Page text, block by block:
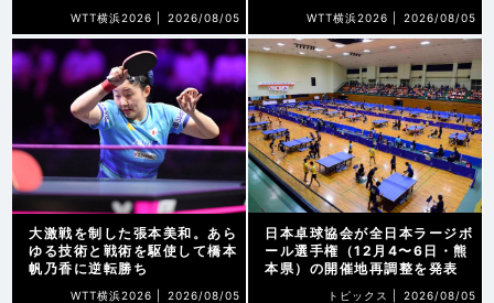
WTT横浜2026 | 2026/08/05 WTT横浜2026 | 2026/08/05
大激戦を制した張本美和。あら
ゆる技術と戦術を駆使して橋本
帆乃香に逆転勝ち
WTT横浜2026 | 2026/08/05
日本卓球協会が全日本ラージボ
ール選手権（12月4〜6日・熊
本県）の開催地再調整を発表
トピックス | 2026/08/05